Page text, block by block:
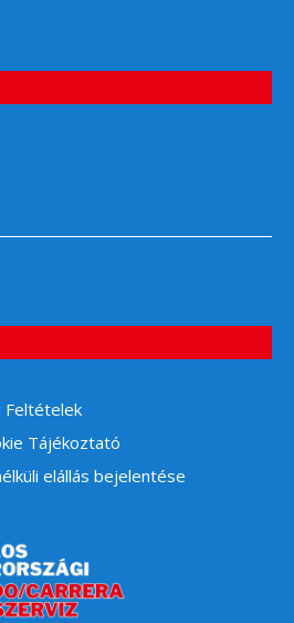
Feltételek
Tájékoztató
elállás bejelentése